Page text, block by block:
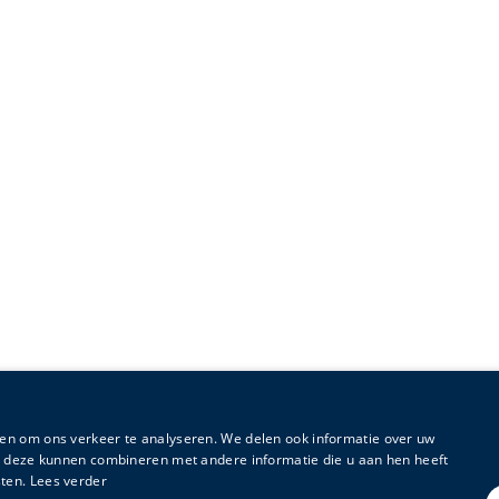
om ons verkeer te analyseren. We delen ook informatie over uw
kunnen combineren met andere informatie die u aan hen heeft
Lees verder